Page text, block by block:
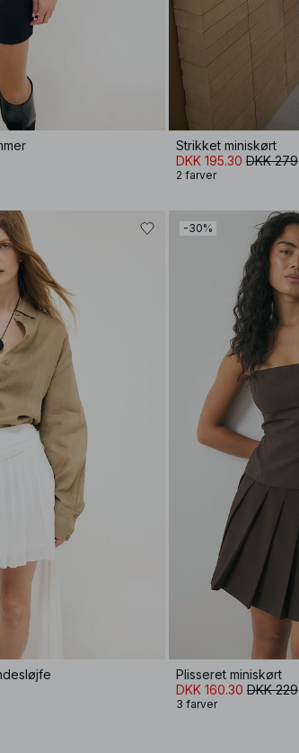
Strikket miniskørt
DKK 195.30 DKK 279
2 farver
-30%
Plisseret miniskørt
DKK 160.30 DKK 229
3 farver